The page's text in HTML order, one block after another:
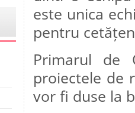
este unica
pentru
Primarul de
proiectele de
vor fi duse la